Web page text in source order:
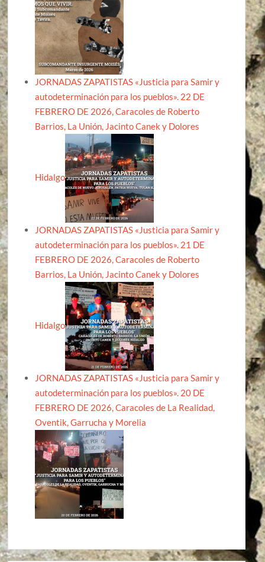
JORNADAS ZAPATISTAS «Justicia para Samir y
autodeterminación para los pueblos». 22 DE
FEBRERO DE 2026, Caracoles de Roberto
Barrios, La Unión, Jacinto Canek y Dolores
Hidalgo
JORNADAS ZAPATISTAS «Justicia para Samir y
autodeterminación para los pueblos». 21 DE
FEBRERO DE 2026, Caracoles de Roberto
Barrios, La Unión, Jacinto Canek y Dolores
Hidalgo
JORNADAS ZAPATISTAS «Justicia para Samir y
autodeterminación para los pueblos». 20 DE
FEBRERO DE 2026, Caracoles de La Realidad,
Oventik, Garrucha y Morelia